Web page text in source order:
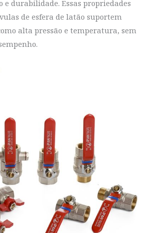
e durabilidade. Essas propriedades
de esfera de latão suportem
alta pressão e temperatura, sem